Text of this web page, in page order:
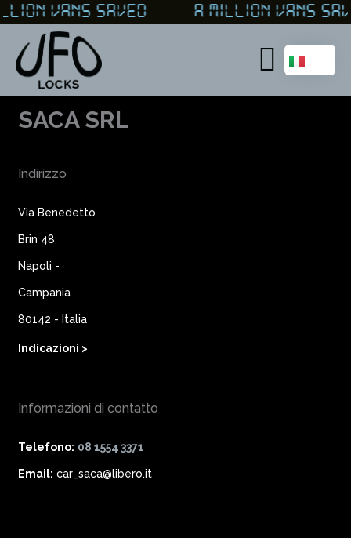
Vai
al
contenuto
VANS SAVED A MILLION VANS
Main
Menu
SACA SRL
Indirizzo
Via Benedetto
Brin 48
Napoli -
Campania
80142 - Italia
Indicazioni >
Informazioni di contatto
Telefono: 08 1554 3371
Email: car_saca@libero.it